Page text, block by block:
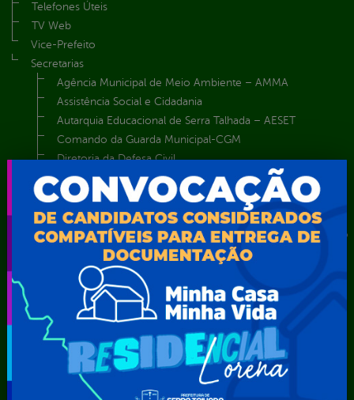
Telefones Úteis
TV Web
Vice-Prefeito
Secretarias
Agência Municipal de Meio Ambiente – AMMA
Assistência Social e Cidadania
Autarquia Educacional de Serra Talhada – AESET
Comando da Guarda Municipal-CGM
Diretoria da Defesa Civil
FUNDAÇÃO CULTURAL DE SERRA TALHADA
Gabinete da Prefeita
Gabinete do Vice-Prefeito
Instituto de Previdência Própria dos Servidores Públicos do
Município de Serra Talhada-IPPS
Obras e Infraestrutura
Procuradoria Geral do Município
Secretaria de Comunicação Social e Audiovisual
Secretaria de Desenvolvimento Econômico e Turismo
Secretaria de Iluminação Pública e Energia Elétrica
Secretaria Municipal da Mulher – SEMU
Secretaria Municipal de Administração – SAD